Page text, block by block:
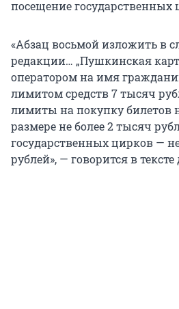
посещение государственных
«Абзац восьмой изложить в
редакции… „Пушкинская
оператором на имя
лимитом средств 7 тысяч
лимиты на покупку билетов
размере не более 2 тысяч
государственных цирков —
рублей», — говорится в